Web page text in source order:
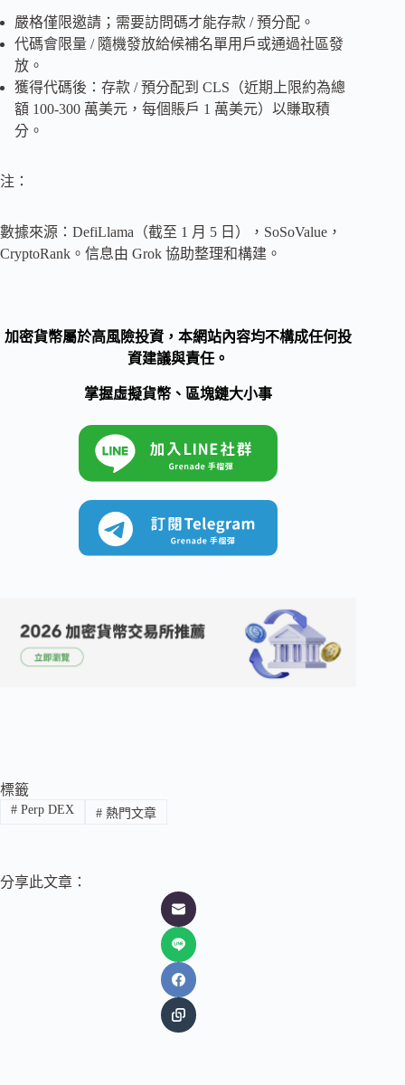
嚴格僅限邀請；需要訪問碼才能存款 / 預分配。
代碼會限量 / 隨機發放給候補名單用戶或通過社區發
放。
獲得代碼後：存款 / 預分配到 CLS（近期上限約為總
額 100-300 萬美元，每個賬戶 1 萬美元）以賺取積
分。
注：
數據來源：DefiLlama（截至 1 月 5 日），SoSoValue，
CryptoRank。信息由 Grok 協助整理和構建。
加密貨幣屬於高風險投資，本網站內容均不構成任何投
資建議與責任。
掌握虛擬貨幣、區塊鏈大小事
標籤
#Perp DEX #熱門文章
分享此文章：